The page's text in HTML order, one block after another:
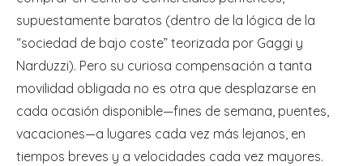
supuestamente baratos (dentro de la lógica de la
“sociedad de bajo coste” teorizada por Gaggi y
Narduzzi). Pero su curiosa compensación a tanta
movilidad obligada no es otra que desplazarse en
cada ocasión disponible—fines de semana, puentes,
vacaciones—a lugares cada vez más lejanos, en
tiempos breves y a velocidades cada vez mayores.